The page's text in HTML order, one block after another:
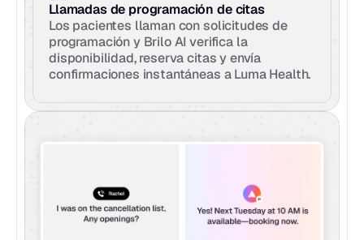
Llamadas de programación de citas
Los pacientes llaman con solicitudes de
programación y Brilo AI verifica la
disponibilidad, reserva citas y envía
confirmaciones instantáneas a Luma Health.